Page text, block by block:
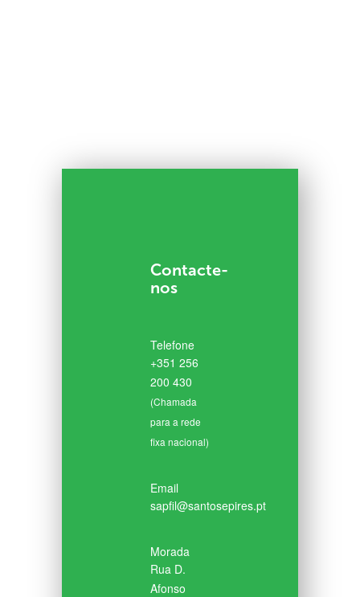
Contacte-
nos
Telefone
+351 256
200 430
(Chamada
para a rede
fixa nacional)
Email
sapfil@santosepires.pt
Morada
Rua D.
Afonso